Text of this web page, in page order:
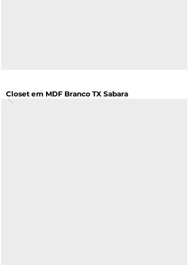
Closet em MDF Branco TX Sabara